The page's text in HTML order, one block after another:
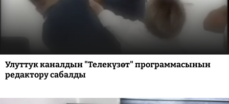
Улуттук каналдын "Телекүзөт" программасынын
редактору сабалды